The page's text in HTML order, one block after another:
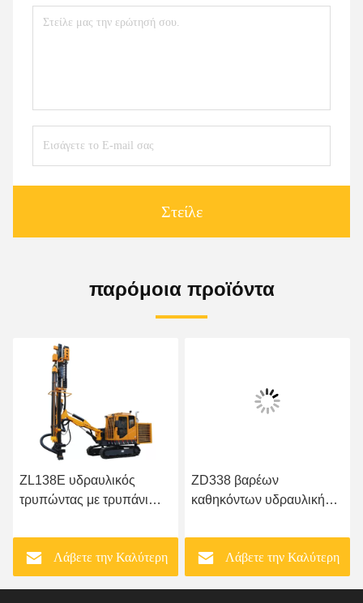
Στείλε
παρόμοια προϊόντα
ZL138E υδραυλικός
τρυπώντας με τρυπάνι
αντιολισθητικών
αλυσίδων μικρός
Λάβετε την Καλύτερη
ZD338 βαρέων
καθηκόντων υδραυλική
διατρήσεων βράχου για να
ανοίξειΛάβετε την Καλύτερη